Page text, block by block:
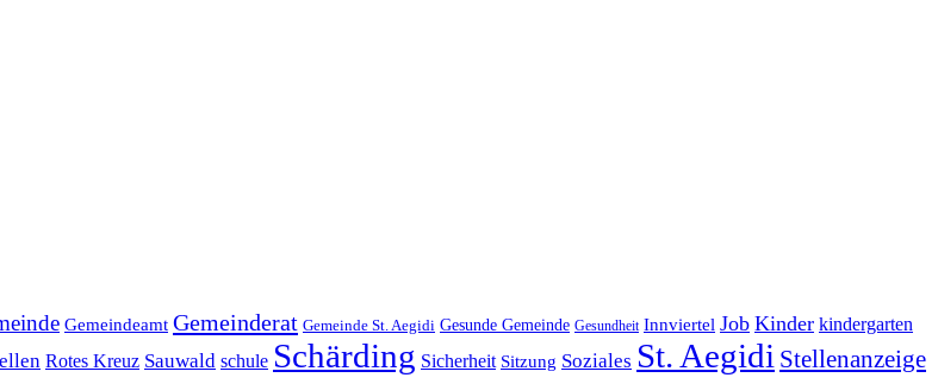
Gemeindeamt Gemeinderat Gemeinde St. Aegidi Gesunde Gemeinde Gesundheit Innviertel Job Kinder kindergarten
Rotes Kreuz Sauwald schule Schärding Sicherheit Sitzung Soziales St. Aegidi Stellenanzeige